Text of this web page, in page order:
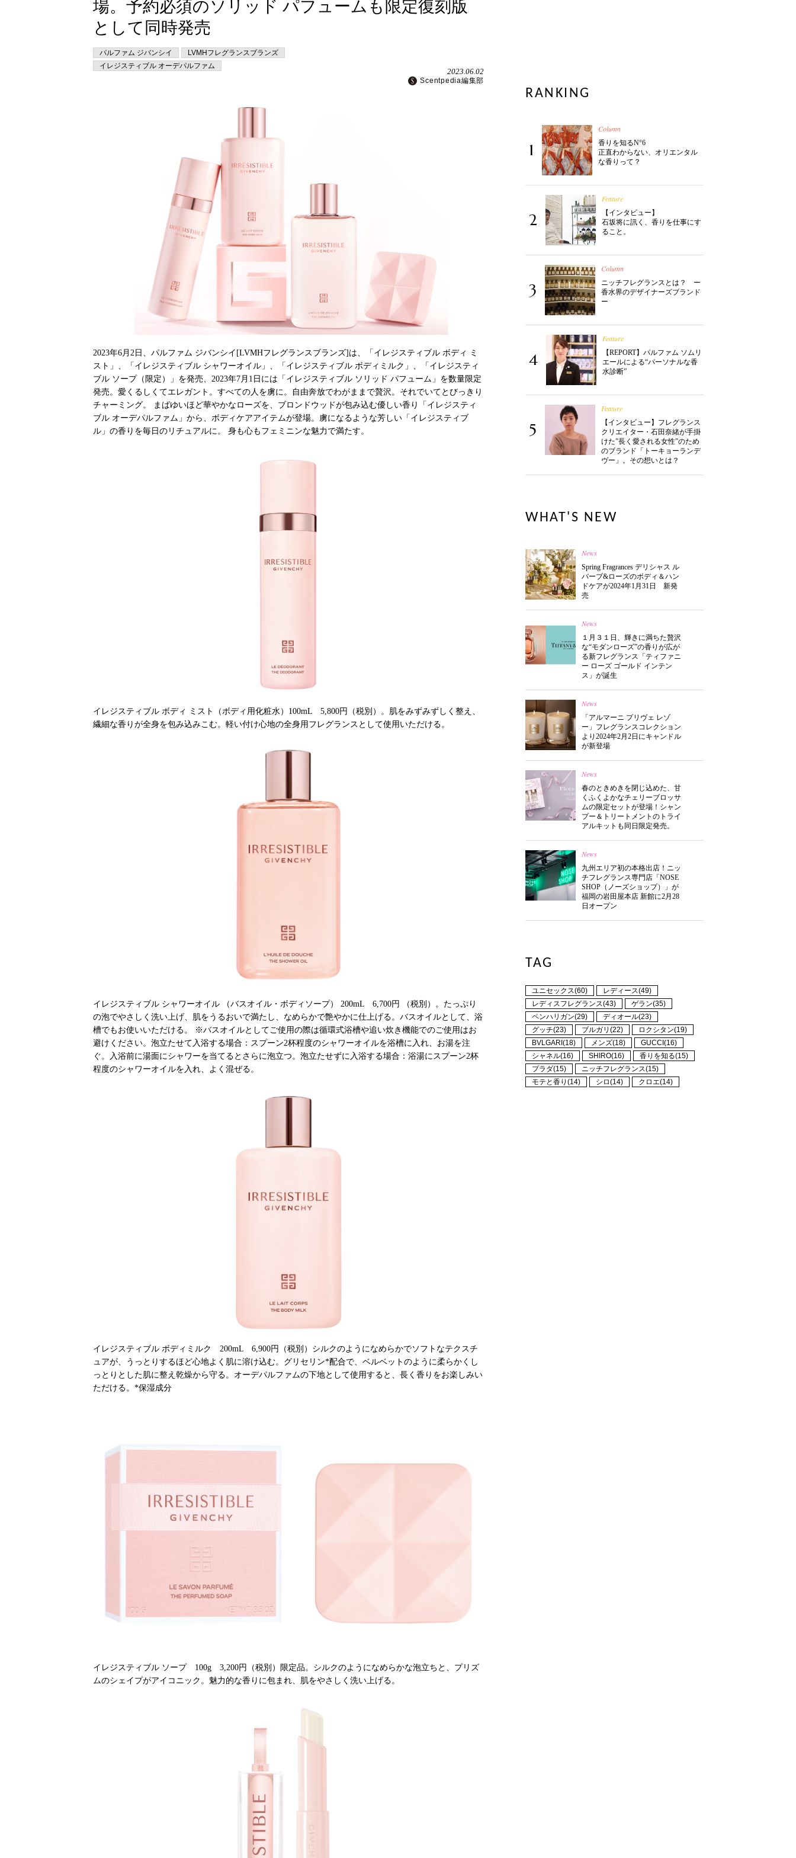
場。予約必須のソリッド パフュームも限定復刻版
として同時発売
パルファム ジバンシイ
LVMHフレグランスブランズ
イレジスティブル オーデパルファム
2023.06.02
Scentpedia編集部
2023年6月2日、パルファム ジバンシイ[LVMHフレグランスブランズ]は、「イレジスティブル ボディ ミ
スト」、「イレジスティブル シャワーオイル」、「イレジスティブル ボディミルク」、「イレジスティ
ブル ソープ（限定）」を発売、2023年7月1日には「イレジスティブル ソリッド パフューム」を数量限定
発売。愛くるしくてエレガント。すべての人を虜に。自由奔放でわがままで贅沢。それでいてとびっきり
チャーミング。 まばゆいほど華やかなローズを、ブロンドウッドが包み込む優しい香り「イレジスティ
ブル オーデパルファム」から、ボディケアアイテムが登場。虜になるような芳しい「イレジスティブ
ル」の香りを毎日のリチュアルに。 身も心もフェミニンな魅力で満たす。
イレジスティブル ボディ ミスト（ボディ用化粧水）100mL 5,800円（税別）。肌をみずみずしく整え、
繊細な香りが全身を包み込みこむ。軽い付け心地の全身用フレグランスとして使用いただける。
イレジスティブル シャワーオイル （バスオイル・ボディソープ） 200mL 6,700円 （税別）。たっぷり
の泡でやさしく洗い上げ、肌をうるおいで満たし、なめらかで艶やかに仕上げる。バスオイルとして、浴
槽でもお使いいただける。 ※バスオイルとしてご使用の際は循環式浴槽や追い炊き機能でのご使用はお
避けください。泡立たせて入浴する場合：スプーン2杯程度のシャワーオイルを浴槽に入れ、お湯を注
ぐ。入浴前に湯面にシャワーを当てるとさらに泡立つ。泡立たせずに入浴する場合：浴湯にスプーン2杯
程度のシャワーオイルを入れ、よく混ぜる。
イレジスティブル ボディミルク 200mL 6,900円（税別）シルクのようになめらかでソフトなテクスチ
ュアが、うっとりするほど心地よく肌に溶け込む。グリセリン*配合で、ベルベットのように柔らかくし
っとりとした肌に整え乾燥から守る。オーデパルファムの下地として使用すると、長く香りをお楽しみい
ただける。*保湿成分
イレジスティブル ソープ 100g 3,200円（税別）限定品。シルクのようになめらかな泡立ちと、プリズ
ムのシェイプがアイコニック。魅力的な香りに包まれ、肌をやさしく洗い上げる。
RANKING
1
Column
香りを知るN°6
正直わからない、オリエンタル
な香りって？
2
Feature
【インタビュー】
石坂将に訊く、香りを仕事にす
ること。
3
Column
ニッチフレグランスとは？ ー
香水界のデザイナーズブランド
ー
4
Feature
【REPORT】パルファム ソムリ
エールによる“パーソナルな香
水診断”
5
Feature
【インタビュー】フレグランス
クリエイター・石田奈緒が手掛
けた”長く愛される女性”のため
のブランド「トーキョーランデ
ヴー」。その想いとは？
WHAT'S NEW
News
Spring Fragrances デリシャス ル
バーブ&ローズのボディ＆ハン
ドケアが2024年1月31日 新発
売
News
１月３１日、輝きに満ちた贅沢
な“モダンローズ”の香りが広が
る新フレグランス「ティファニ
ー ローズ ゴールド インテン
ス」が誕生
News
「アルマーニ プリヴェ レゾ
ー」フレグランスコレクション
より2024年2月2日にキャンドル
が新登場
News
春のときめきを閉じ込めた、甘
くふくよかなチェリーブロッサ
ムの限定セットが登場！シャン
プー＆トリートメントのトライ
アルキットも同日限定発売。
News
九州エリア初の本格出店！ニッ
チフレグランス専門店「NOSE
SHOP（ノーズショップ）」が
福岡の岩田屋本店 新館に2月28
日オープン
TAG
ユニセックス(60)
レディース(49)
レディスフレグランス(43)
ゲラン(35)
ペンハリガン(29)
ディオール(23)
グッチ(23)
ブルガリ(22)
ロクシタン(19)
BVLGARI(18)
メンズ(18)
GUCCI(16)
シャネル(16)
SHIRO(16)
香りを知る(15)
プラダ(15)
ニッチフレグランス(15)
モテと香り(14)
シロ(14) クロエ(14)